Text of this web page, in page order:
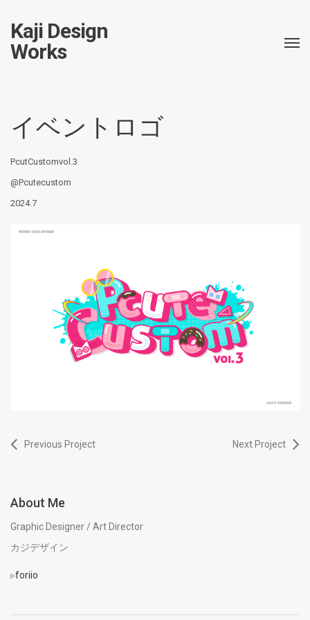
Kaji Design
Works
イベントロゴ
PcutCustomvol.3
@Pcutecustom
2024.7
Previous Project Next Project
About Me
Graphic Designer / Art Director
カジデザイン
▹foriio